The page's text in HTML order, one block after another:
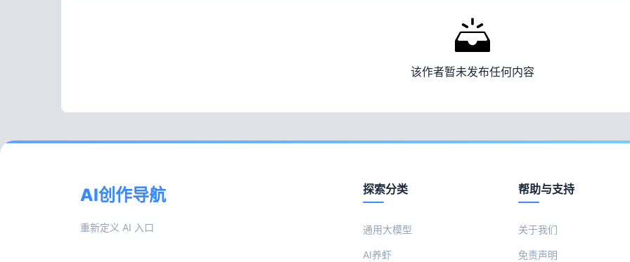
该作者暂未发布任何内容
AI创作导航
重新定义 AI 入口
探索分类
通用大模型
AI养虾
帮助与支持
关于我们
免责声明